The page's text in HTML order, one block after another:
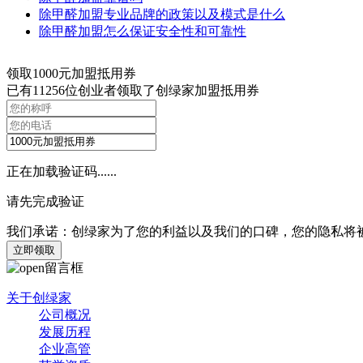
除甲醛加盟专业品牌的政策以及模式是什么
除甲醛加盟怎么保证安全性和可靠性
领取1000元加盟抵用券
已有11256位创业者领取了创绿家加盟抵用券
正在加载验证码......
请先完成验证
我们承诺：创绿家为了您的利益以及我们的口碑，您的隐私将
立即领取
关于创绿家
公司概况
发展历程
企业高管